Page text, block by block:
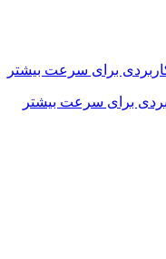
برای سرعت بیشتر
برای سرعت بیشتر